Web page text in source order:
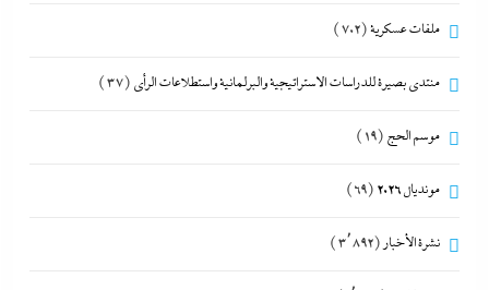
ملفات عسكرية(702)
منتدى بصيرة للدراسات الاستراتيجية والبرلمانية واستطلاعات الرأى (37)
موسم الحج (19)
مونديال 2026 (69)
نشرة الأخبار (3٬892)